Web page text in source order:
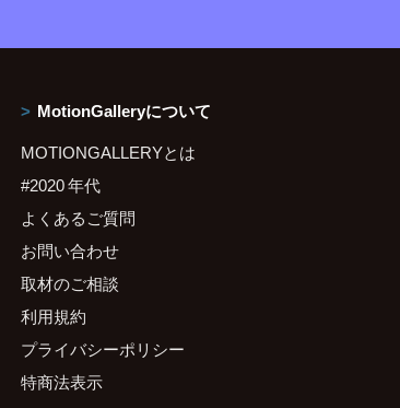
MotionGalleryについて
MOTIONGALLERYとは
#2020 年代
よくあるご質問
お問い合わせ
取材のご相談
利用規約
プライバシーポリシー
特商法表示